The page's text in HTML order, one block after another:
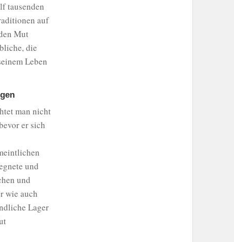
tausenden
auf
Mut
die
Leben
man nicht
er sich
und
und
wie auch
Lager